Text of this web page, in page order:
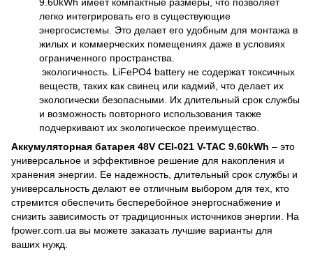
легко интегрировать его в существующие
энергосистемы. Это делает его удобным для монтажа в
жилых и коммерческих помещениях даже в условиях
ограниченного пространства.
экологичность. LiFePO4 battery не содержат токсичных
веществ, таких как свинец или кадмий, что делает их
экологически безопасными. Их длительный срок службы
и возможность повторного использования также
подчеркивают их экологическое преимущество.
Аккумуляторная батарея 48V CEI-021 V-TAC 9.60kWh – это
универсальное и эффективное решение для накопления и
хранения энергии. Ее надежность, длительный срок службы и
универсальность делают ее отличным выбором для тех, кто
стремится обеспечить бесперебойное энергоснабжение и
снизить зависимость от традиционных источников энергии. На
fpower.com.ua вы можете заказать лучшие варианты для
ваших нужд.